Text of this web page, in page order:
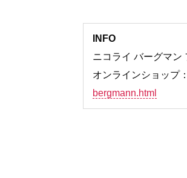
INFO
ニコライ バーグマン
オンラインショップ：
bergmann.html